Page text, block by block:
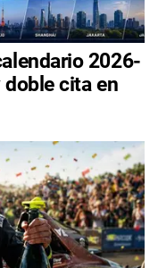
2026-
doble cita en